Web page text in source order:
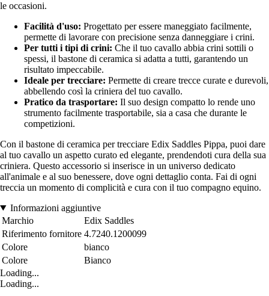
le occasioni.
Facilità d'uso: Progettato per essere maneggiato facilmente,
permette di lavorare con precisione senza danneggiare i crini.
Per tutti i tipi di crini: Che il tuo cavallo abbia crini sottili o
spessi, il bastone di ceramica si adatta a tutti, garantendo un
risultato impeccabile.
Ideale per trecciare: Permette di creare trecce curate e durevoli,
abbellendo così la criniera del tuo cavallo.
Pratico da trasportare: Il suo design compatto lo rende uno
strumento facilmente trasportabile, sia a casa che durante le
competizioni.
Con il bastone di ceramica per trecciare Edix Saddles Pippa, puoi dare
al tuo cavallo un aspetto curato ed elegante, prendendoti cura della sua
criniera. Questo accessorio si inserisce in un universo dedicato
all'animale e al suo benessere, dove ogni dettaglio conta. Fai di ogni
treccia un momento di complicità e cura con il tuo compagno equino.
Informazioni aggiuntive
Marchio
Edix Saddles
Riferimento fornitore 4.7240.1200099
Colore
bianco
Colore
Bianco
Loading...
Loading...